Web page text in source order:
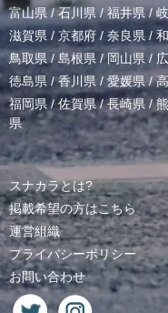
富山県 /石川県/福井県/
滋賀県 / 京都府 / 奈良県 /
鳥取県/ 島根県 /岡山県/
徳島県 /香川県 / 愛媛県/
福岡県/佐賀県/長崎県 /
県
スナカラとは?
掲載希望の方はこちら
運営組織
プライバシーポリシー
お問い合わせ